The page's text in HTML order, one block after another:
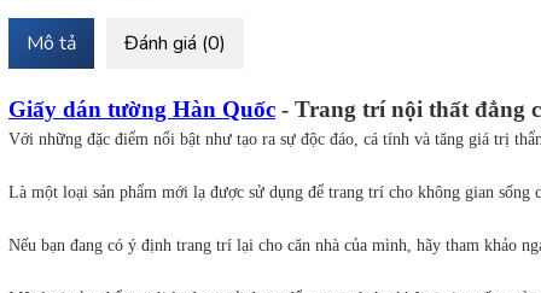
Mô tả Đánh giá (0)
Giấy dán tường Hàn Quốc - Trang trí nội thất đẳng
Với những đặc điểm nổi bật như tạo ra sự độc đáo, cá tính và tăng giá trị
Là một loại sản phẩm mới lạ được sử dụng để trang trí cho không gian
Nếu bạn đang có ý định trang trí lại cho căn nhà của mình, hãy tham khảo